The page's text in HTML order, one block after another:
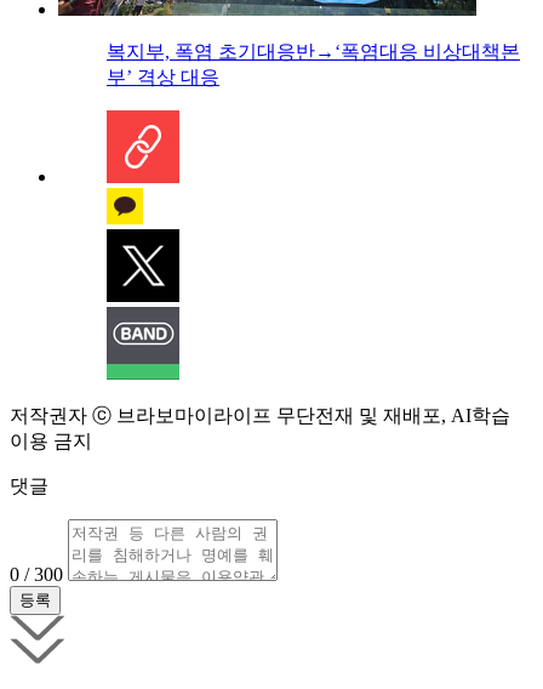
복지부, 폭염 초기대응반→‘폭염대응 비상대책본
부’ 격상 대응
저작권자 ⓒ 브라보마이라이프 무단전재 및 재배포, AI학습
이용 금지
댓글
0 / 300